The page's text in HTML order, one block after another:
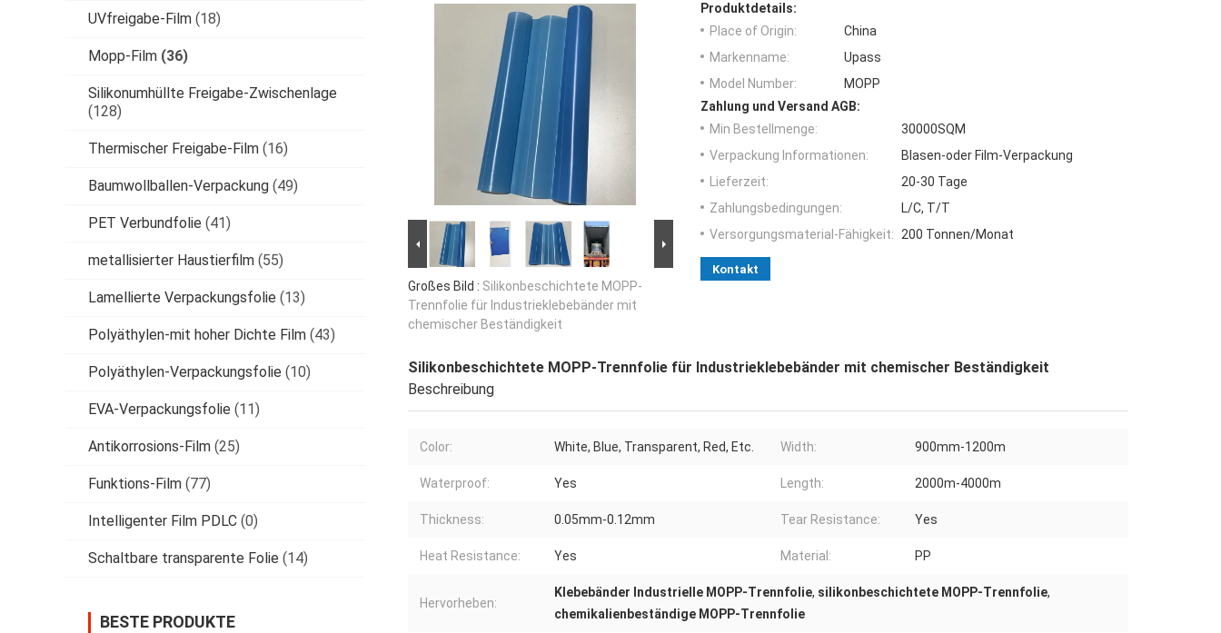
UVfreigabe-Film (18)
Mopp-Film (36)
Silikonumhüllte Freigabe-Zwischenlage
(128)
Thermischer Freigabe-Film (16)
Baumwollballen-Verpackung (49)
PET Verbundfolie (41)
metallisierter Haustierfilm (55)
Lamellierte Verpackungsfolie (13)
Polyäthylen-mit hoher Dichte Film (43)
Polyäthylen-Verpackungsfolie (10)
EVA-Verpackungsfolie (11)
Antikorrosions-Film (25)
Funktions-Film (77)
Intelligenter Film PDLC (0)
Schaltbare transparente Folie (14)
BESTE PRODUKTE
Großes Bild : Silikonbeschichtete MOPP-
Trennfolie für Industrieklebebänder mit
chemischer Beständigkeit
Produktdetails:
Place of Origin:
China
Markenname:
Upass
Model Number:
MOPP
Zahlung und Versand AGB:
Min Bestellmenge:
30000SQM
Verpackung Informationen:
Blasen-oder Film-Verpackung
Lieferzeit:
20-30 Tage
Zahlungsbedingungen:
L/C, T/T
Versorgungsmaterial-Fähigkeit: 200 Tonnen/Monat
Kontakt
Silikonbeschichtete MOPP-Trennfolie für Industrieklebebänder mit chemischer Beständigkeit
Beschreibung
Color: White, Blue, Transparent, Red, Etc. Width: 900mm-1200m
Waterproof: Yes Length: 2000m-4000m
Thickness: 0.05mm-0.12mm Tear Resistance: Yes
Heat Resistance: Yes Material: PP
Hervorheben:
Klebebänder Industrielle MOPP-Trennfolie, silikonbeschichtete MOPP-Trennfolie,
chemikalienbeständige MOPP-Trennfolie